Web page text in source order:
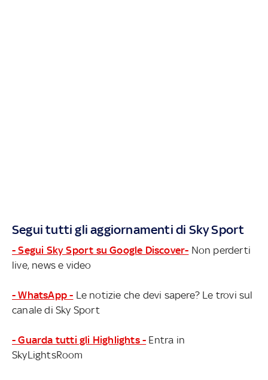
Segui tutti gli aggiornamenti di Sky Sport
- Segui Sky Sport su Google Discover- Non perderti
live, news e video
- WhatsApp - Le notizie che devi sapere? Le trovi sul
canale di Sky Sport
- Guarda tutti gli Highlights - Entra in
SkyLightsRoom